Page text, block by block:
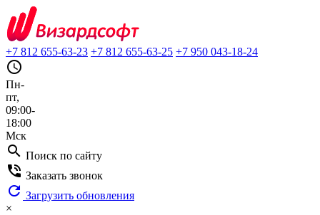
+7 812 655-63-23 +7 812 655-63-25 +7 950 043-18-24
query_builder
Пн-
пт,
09:00-
18:00
Мск
search Поиск по сайту
phone_in_talk Заказать звонок
refresh Загрузить обновления
×